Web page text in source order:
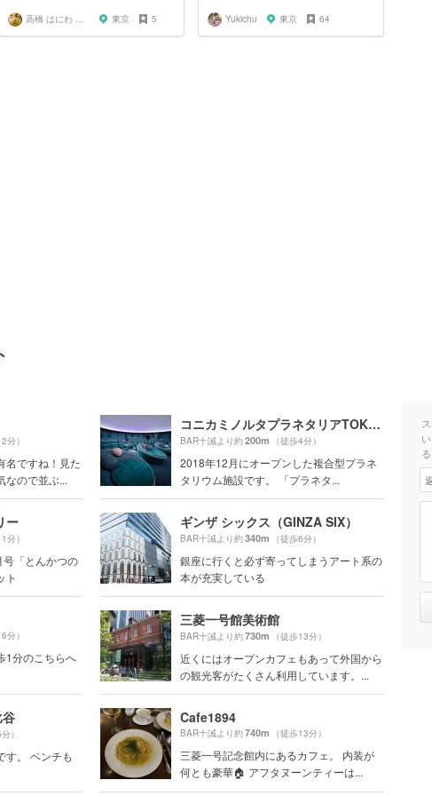
高橋 はにわ ブラックパンサー 東京 5 Yukichu 東京 64
分）
名ですね！見た
なので並ぶ...
コニカミノルタプラネタリアTOKYO
BAR十誡より約200m （徒歩4分）
2018年12月にオープンした複合型プラネ
タリウム施設です。 「プラネタ...
ー
分）
「とんかつの
ト
ギンザ シックス（GINZA SIX）
BAR十誡より約340m （徒歩6分）
銀座に行くと必ず寄ってしまうアート系の
本が充実している
分）
1分のこちらへ
三菱一号館美術館
BAR十誡より約730m （徒歩13分）
近くにはオープンカフェもあって外国から
の観光客がたくさん利用しています。...
）
す。 ベンチも
Cafe1894
BAR十誡より約740m （徒歩13分）
三菱一号記念館内にあるカフェ。 内装が
何とも豪華🏠 アフタヌーンティーは...